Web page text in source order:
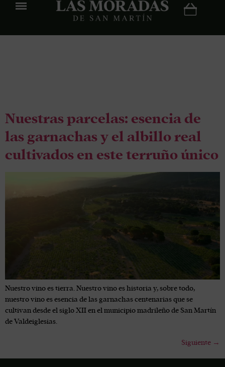
Nuestras parcelas: esencia de
las garnachas y el albillo real
cultivados en este terruño único
Nuestro vino es tierra. Nuestro vino es historia y, sobre todo,
nuestro vino es esencia de las garnachas centenarias que se
cultivan desde el siglo XII en el municipio madrileño de San Martín
de Valdeiglesias.
Siguiente →